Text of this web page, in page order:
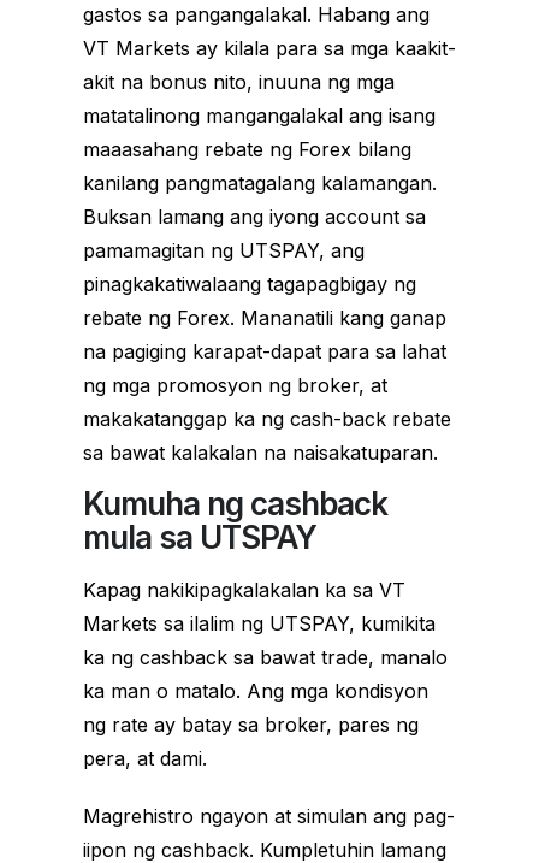
gastos sa pangangalakal. Habang ang
VT Markets ay kilala para sa mga kaakit-
akit na bonus nito, inuuna ng mga
matatalinong mangangalakal ang isang
maaasahang rebate ng Forex bilang
kanilang pangmatagalang kalamangan.
Buksan lamang ang iyong account sa
pamamagitan ng UTSPAY, ang
pinagkakatiwalaang tagapagbigay ng
rebate ng Forex. Mananatili kang ganap
na pagiging karapat-dapat para sa lahat
ng mga promosyon ng broker, at
makakatanggap ka ng cash-back rebate
sa bawat kalakalan na naisakatuparan.
Kumuha ng cashback
mula sa UTSPAY
Kapag nakikipagkalakalan ka sa VT
Markets sa ilalim ng UTSPAY, kumikita
ka ng cashback sa bawat trade, manalo
ka man o matalo. Ang mga kondisyon
ng rate ay batay sa broker, pares ng
pera, at dami.
Magrehistro ngayon at simulan ang pag-
iipon ng cashback. Kumpletuhin lamang